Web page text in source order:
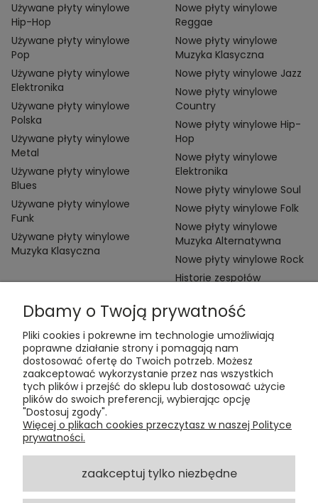
Używane płyty winylowe
Hip-Hop
Używane płyty winylowe
Pop
Używane płyty winylowe
Elektronika
Używane płyty winylowe
Polska
Używane płyty winylowe
Metal
Używane płyty winylowe
Blues
Używane płyty winylowe
Funk
Używane płyty winylowe
Muzyka Klasyczna
Nowe płyty winylowe
Reggae
Nowe płyty winylowe
Muzyka Klasyczna
Nowe płyty winylowe Jazz
Nowe płyty winylowe
Country
Nowe płyty winylowe Hip-
Hop
Nowe płyty winylowe
Elektronika
Nowe płyty winylowe Soul
Nowe płyty winylowe Folk
Nowe płyty winylowe
Muzyka Alternatywna
Nowe płyty winylowe Rock
Historie zespołów
Kontakt:
t:+48 609 155 327
e:vinyltamka@gmail.com
ul. Chmielna 20, 00-020 Warszawa
Dbamy o Twoją prywatność
Pliki cookies i pokrewne im technologie umożliwiają
poprawne działanie strony i pomagają nam
dostosować ofertę do Twoich potrzeb. Możesz
zaakceptować wykorzystanie przez nas wszystkich
tych plików i przejść do sklepu lub dostosować użycie
plików do swoich preferencji, wybierając opcję
"Dostosuj zgody".
Więcej o plikach cookies przeczytasz w naszej Polityce
prywatności.
zaakceptuj tylko niezbędne